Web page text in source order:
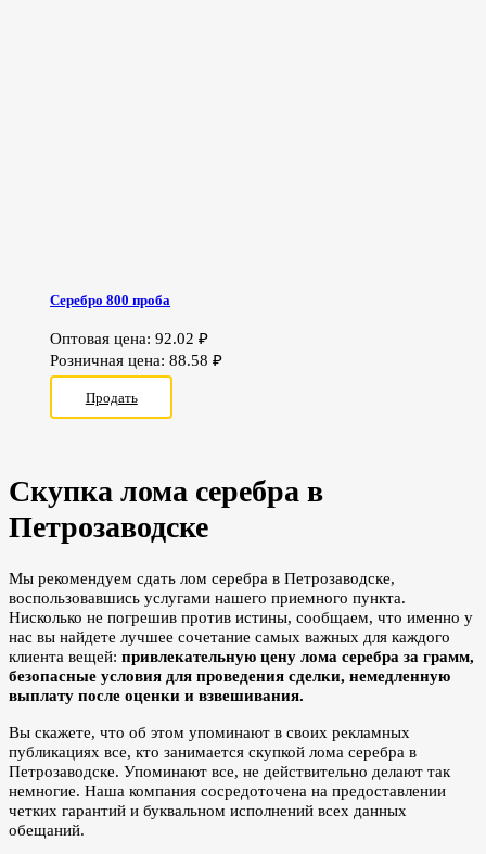
Серебро 800 проба
Оптовая цена: 92.02₽
Розничная цена:88.58₽
Продать
Скупка лома серебра в
Петрозаводске
Мы рекомендуем сдать лом серебра в Петрозаводске,
воспользовавшись услугами нашего приемного пункта.
Нисколько не погрешив против истины, сообщаем, что именно у
нас вы найдете лучшее сочетание самых важных для каждого
клиента вещей: привлекательную цену лома серебра за грамм,
безопасные условия для проведения сделки, немедленную
выплату после оценки и взвешивания.
Вы скажете, что об этом упоминают в своих рекламных
публикациях все, кто занимается скупкой лома серебра в
Петрозаводске. Упоминают все, не действительно делают так
немногие. Наша компания сосредоточена на предоставлении
четких гарантий и буквальном исполнений всех данных
обещаний.